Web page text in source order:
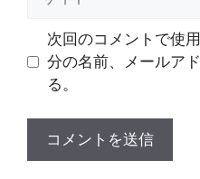
次回のコメントで使
分の名前、メールア
る。